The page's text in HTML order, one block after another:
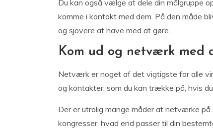
Du kan også vælge at dele din målgruppe
komme i kontakt med dem. På den måde
og sjovere at have med at gøre.
Kom ud og netværk med
Netværk er noget af det vigtigste for alle
og kontakter, som du kan trække på, hvis
Der er utrolig mange måder at netværke
kongresser, hvad end passer til din